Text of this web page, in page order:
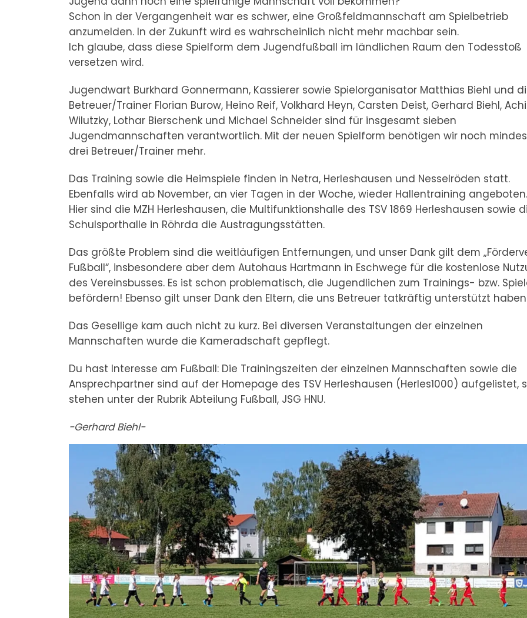
Schon in der Vergangenheit war es schwer, eine Großfeldmannschaft am Spielbetrieb
anzumelden. In der Zukunft wird es wahrscheinlich nicht mehr machbar sein.
Ich glaube, dass diese Spielform dem Jugendfußball im ländlichen Raum den Todesstoß
versetzen wird.
Jugendwart Burkhard Gonnermann, Kassierer sowie Spielorganisator Matthias Biehl und
Betreuer/Trainer Florian Burow, Heino Reif, Volkhard Heyn, Carsten Deist, Gerhard Biehl,
Wilutzky, Lothar Bierschenk und Michael Schneider sind für insgesamt sieben
Jugendmannschaften verantwortlich. Mit der neuen Spielform benötigen wir noch
drei Betreuer/Trainer mehr.
Das Training sowie die Heimspiele finden in Netra, Herleshausen und Nesselröden statt.
Ebenfalls wird ab November, an vier Tagen in der Woche, wieder Hallentraining angeboten.
Hier sind die MZH Herleshausen, die Multifunktionshalle des TSV 1869 Herleshausen sowie
Schulsporthalle in Röhrda die Austragungsstätten.
Das größte Problem sind die weitläufigen Entfernungen, und unser Dank gilt dem
Fußball“, insbesondere aber dem Autohaus Hartmann in Eschwege für die kostenlose
des Vereinsbusses. Es ist schon problematisch, die Jugendlichen zum Trainings- bzw.
befördern! Ebenso gilt unser Dank den Eltern, die uns Betreuer tatkräftig unterstützt
Das Gesellige kam auch nicht zu kurz. Bei diversen Veranstaltungen der einzelnen
Mannschaften wurde die Kameradschaft gepflegt.
Du hast Interesse am Fußball: Die Trainingszeiten der einzelnen Mannschaften sowie die
Ansprechpartner sind auf der Homepage des TSV Herleshausen (Herles1000) aufgelistet,
stehen unter der Rubrik Abteilung Fußball, JSG HNU.
-Gerhard Biehl-